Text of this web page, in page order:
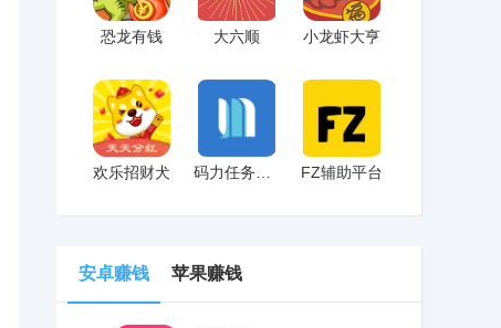
恐龙有钱 大六顺 小龙虾大亨
欢乐招财犬 FZ辅助平台
安卓赚钱 苹果赚钱